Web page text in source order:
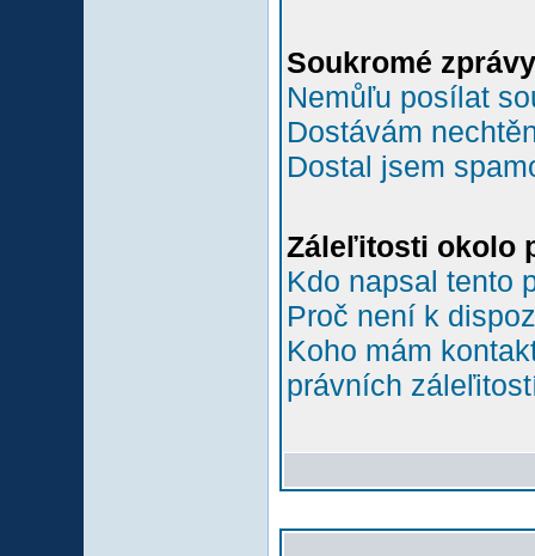
Soukromé zprávy
Nemůľu posílat
Dostávám
Dostal jsem
Záleľitosti okolo
Kdo napsal tento
Proč není k
Koho mám
právních